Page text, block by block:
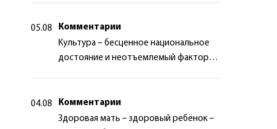
05.08
Комментарии
Культура – бесценное национальное
достояние и неотъемлемый фактор
04.08
Комментарии
Здоровая мать – здоровый ребёнок –